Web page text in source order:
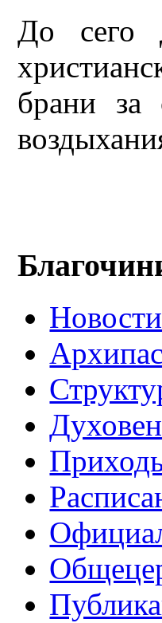
До сего
брани за
Новости